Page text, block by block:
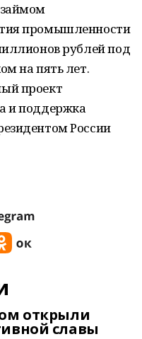
промышленности
рублей под
на пять лет.
проект
и поддержка
России
открыли
славы